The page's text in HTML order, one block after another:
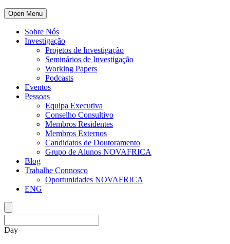
Open Menu
Sobre Nós
Investigação
Projetos de Investigação
Seminários de Investigação
Working Papers
Podcasts
Eventos
Pessoas
Equipa Executiva
Conselho Consultivo
Membros Residentes
Membros Externos
Candidatos de Doutoramento
Grupo de Alunos NOVAFRICA
Blog
Trabalhe Connosco
Oportunidades NOVAFRICA
ENG
Day